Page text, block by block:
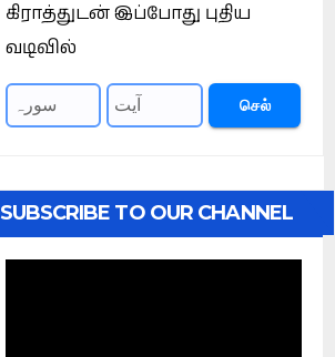
கிராத்துடன் இப்போது புதிய
வடிவில்
செல்
SUBSCRIBE TO OUR CHANNEL